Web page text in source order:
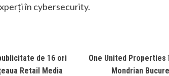
în cybersecurity.
de 16 ori
Retail Media
One United
Mondrian